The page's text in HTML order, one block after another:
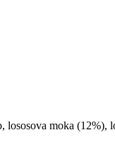
moka (12%),